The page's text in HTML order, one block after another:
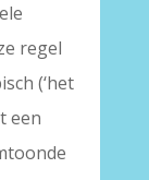
regel
(‘het
een